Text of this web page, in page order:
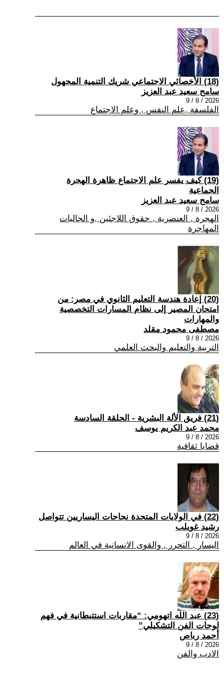
(18) الأخصائي الاجتماعي شريك التنمية المجهول
سامح سعيد عبد العزيز
2026 / 8 / 9
الفلسفة ,علم النفس , وعلم الاجتماع
(19) كيف يفسر علم الاجتماع ظاهرة الهجرة
الجماعية
سامح سعيد عبد العزيز
2026 / 8 / 9
الهجرة , العنصرية , حقوق اللاجئين ,و الجاليات
المهاجرة
(20) إعادة هندسة التعليم الثانوي في مصر: من
امتحان المصير إلى نظام المسارات التخصصية
والمهارات
مصطفى محمود مقلد
2026 / 8 / 9
التربية والتعليم والبحث العلمي
(21) فريق الألة البشرية - الحلقة السادسة
محمد عبد الكريم يوسف
2026 / 8 / 9
قضايا ثقافية
(22) في الولايات المتحدة نجاحات اليساريين تتواصل
رشيد غويلب
2026 / 8 / 9
اليسار , التحرر , والقوى الانسانية في العالم
(23) عبد الله اتهومي: “مقاربات استتبطانية في فهم
لوحات الفن التشكيلي”
أحمد رباص
2026 / 8 / 9
الادب والفن